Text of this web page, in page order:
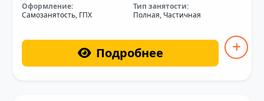
Оформление:
Самозанятость, ГПХ
Тип занятости:
Полная, Частичная
Подробнее